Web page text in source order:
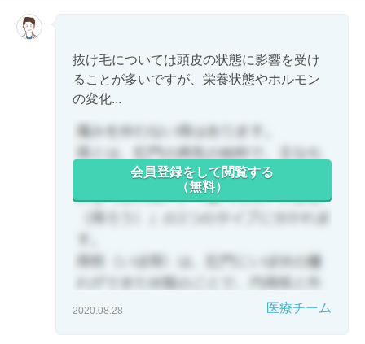
抜け毛については頭皮の状態に影響を受け
ることが多いですが、栄養状態やホルモン
の変化...
会員登録をして閲覧する
（無料）
2020.08.28 医療チーム